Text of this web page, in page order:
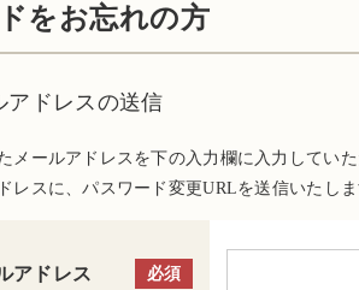
をお忘れの方
アドレスの送信
メールアドレスを下の入力欄に入力してい
レスに、パスワード変更URLを送信いたしま
アドレス 必須